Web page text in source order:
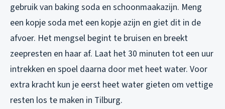
gebruik van baking soda en schoonmaakazijn. Meng
een kopje soda met een kopje azijn en giet dit in de
afvoer. Het mengsel begint te bruisen en breekt
zeepresten en haar af. Laat het 30 minuten tot een uur
intrekken en spoel daarna door met heet water. Voor
extra kracht kun je eerst heet water gieten om vettige
resten los te maken in Tilburg.